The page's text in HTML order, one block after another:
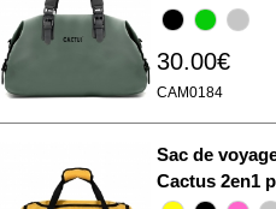
30.00€
CAM0184
Sac de
Cactus 2en1